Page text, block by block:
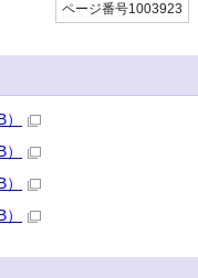
ページ番号1003923